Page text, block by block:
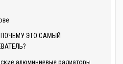
ПОЧЕМУ ЭТО САМЫЙ
алюминиевые радиаторы